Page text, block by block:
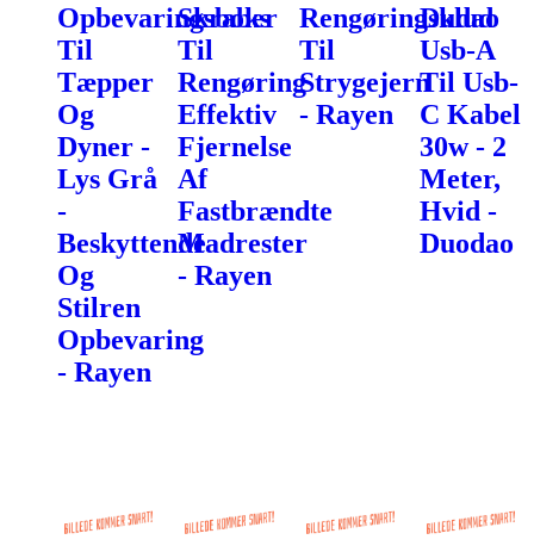
Opbevaringsboks
Til
Tæpper
Og
Dyner -
Lys Grå
-
Beskyttende
Og
Stilren
Opbevaring
- Rayen
Skraber
Til
Rengøring
Effektiv
Fjernelse
Af
Fastbrændte
Madrester
- Rayen
Rengøringsklud
Til
Strygejern
- Rayen
Dudao
Usb-A
Til Usb-
C Kabel
30w - 2
Meter,
Hvid -
Duodao